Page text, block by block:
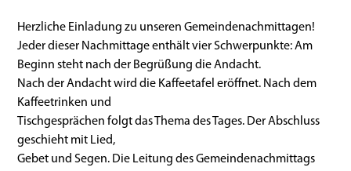
Herzliche Einladung zu unseren Gemeindenachmittagen!
Jeder dieser Nachmittage enthält vier Schwerpunkte: Am
Beginn steht nach der Begrüßung die Andacht.
Nach der Andacht wird die Kaffeetafel eröffnet. Nach dem
Kaffeetrinken und
Tischgesprächen folgt das Thema des Tages. Der Abschluss
geschieht mit Lied,
Gebet und Segen. Die Leitung des Gemeindenachmittags